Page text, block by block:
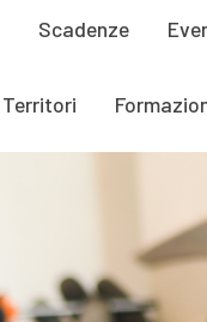
Scadenze
Territori